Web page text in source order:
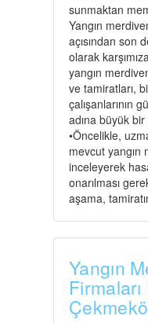
sunmaktan
Yangın
açısından son
olarak
yangın
ve tamiratları,
çalışanlarının
adına büyük
•Öncelikle,
mevcut yangın
inceleyerek
onarılması
aşama,
Yangın